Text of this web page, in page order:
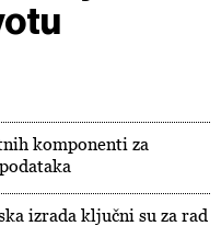
komponenti za
izrada ključni su za rad